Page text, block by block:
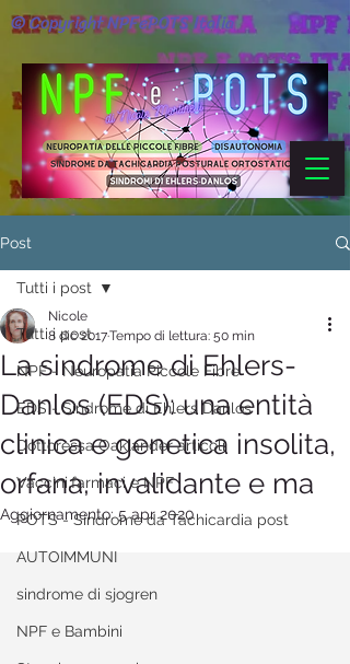
© Copyright NPFePOTS Italia
Post
Tutti i post
NPF - Neuropatia Piccole Fibre
EDS - Sindrome di Ehlers Danlos
Dottoressa Oaklander articoli
Vaccini,farmaci e NPF
POTS - Sindrome da Tachicardia post
AUTOIMMUNI
sindrome di sjogren
NPF e Bambini
Tutti i post
La sindrome di Ehlers-
Danlos (EDS): una entità
clinica e genetica insolita,
orfana, invalidante e ma
Nicole
8 dic 2017Tempo di lettura: 50 min
Aggiornamento:5 apr 2020